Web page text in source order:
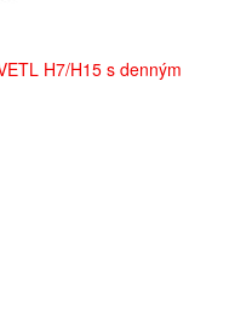
H7/H15 s denným